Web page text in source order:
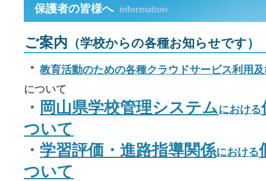
保護者の皆様へ information
ご案内 （学校からの各種お知らせです）
・ 教育活動のための各種クラウドサービス利用
について
・ 岡山県学校管理システムにおける
ついて
・ 学習評価・進路指導関係における
ついて